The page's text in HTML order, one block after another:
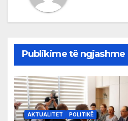
Publikime të ngjashme
AKTUALITET POLITIKË